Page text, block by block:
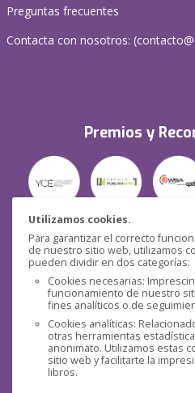
Utilizamos cookies.
Para garantizar el correcto
de nuestro sitio web, utilizamos
pueden dividir en dos categorías:
Cookies necesarias:
funcionamiento de nuestro
fines analíticos o de
Cookies analíticas:
otras herramientas
anonimato. Utilizamos estas
sitio web y facilitarte la
libros.
Preguntas frecuentes
Contacta con nosotros: (
Premios y
Redes